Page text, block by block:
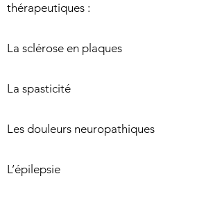
thérapeutiques :
La sclérose en plaques
La spasticité
Les douleurs neuropathiques
L’épilepsie